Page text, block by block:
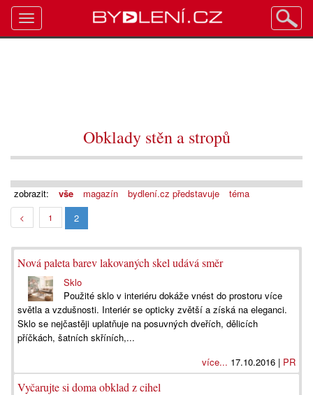
Obklady stěn a stropů
zobrazit: vše magazín bydlení.cz představuje téma
< 1 2
Nová paleta barev lakovaných skel udává směr
Sklo
Použité sklo v interiéru dokáže vnést do prostoru více
světla a vzdušnosti. Interiér se opticky zvětší a získá na eleganci.
Sklo se nejčastěji uplatňuje na posuvných dveřích, dělicích
příčkách, šatních skříních,...
více... 17.10.2016 | PR
Vyčarujte si doma obklad z cihel
Toggle
navigation